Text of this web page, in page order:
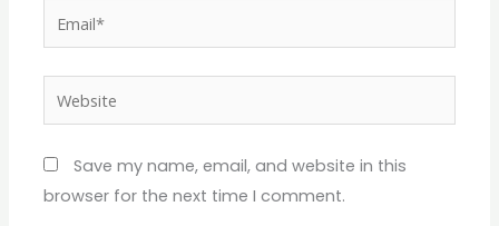
Email*
Save my name, email, and website in this
browser for the next time I comment.